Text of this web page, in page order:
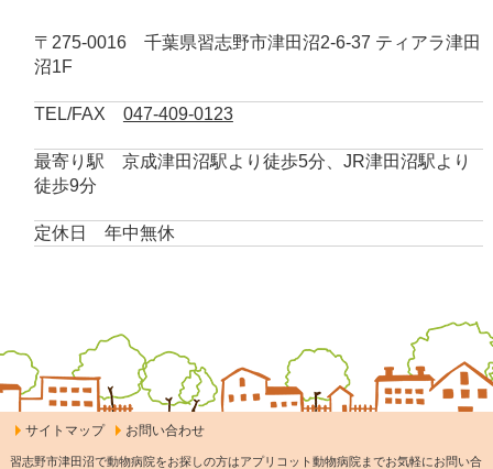
〒275-0016 千葉県習志野市津田沼2-6-37 ティアラ津田
沼1F
TEL/FAX 047-409-0123
最寄り駅 京成津田沼駅より徒歩5分、JR津田沼駅より
徒歩9分
定休日 年中無休
サイトマップ お問い合わせ
習志野市津田沼で動物病院をお探しの方はアプリコット動物病院までお気軽にお問い合